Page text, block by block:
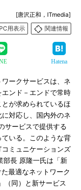
[唐沢正和，ITmedia]
PC用表示
関連情報
Hatena
ークサービスは、ネ
エンド－エンドで常時
が求められているほ
対応し、国内外のネ
サービスで提供する
ている。このような背
ミュニケーションズ
部長 原隆一氏は「新
最適なネットワーク
（同）と新サービス